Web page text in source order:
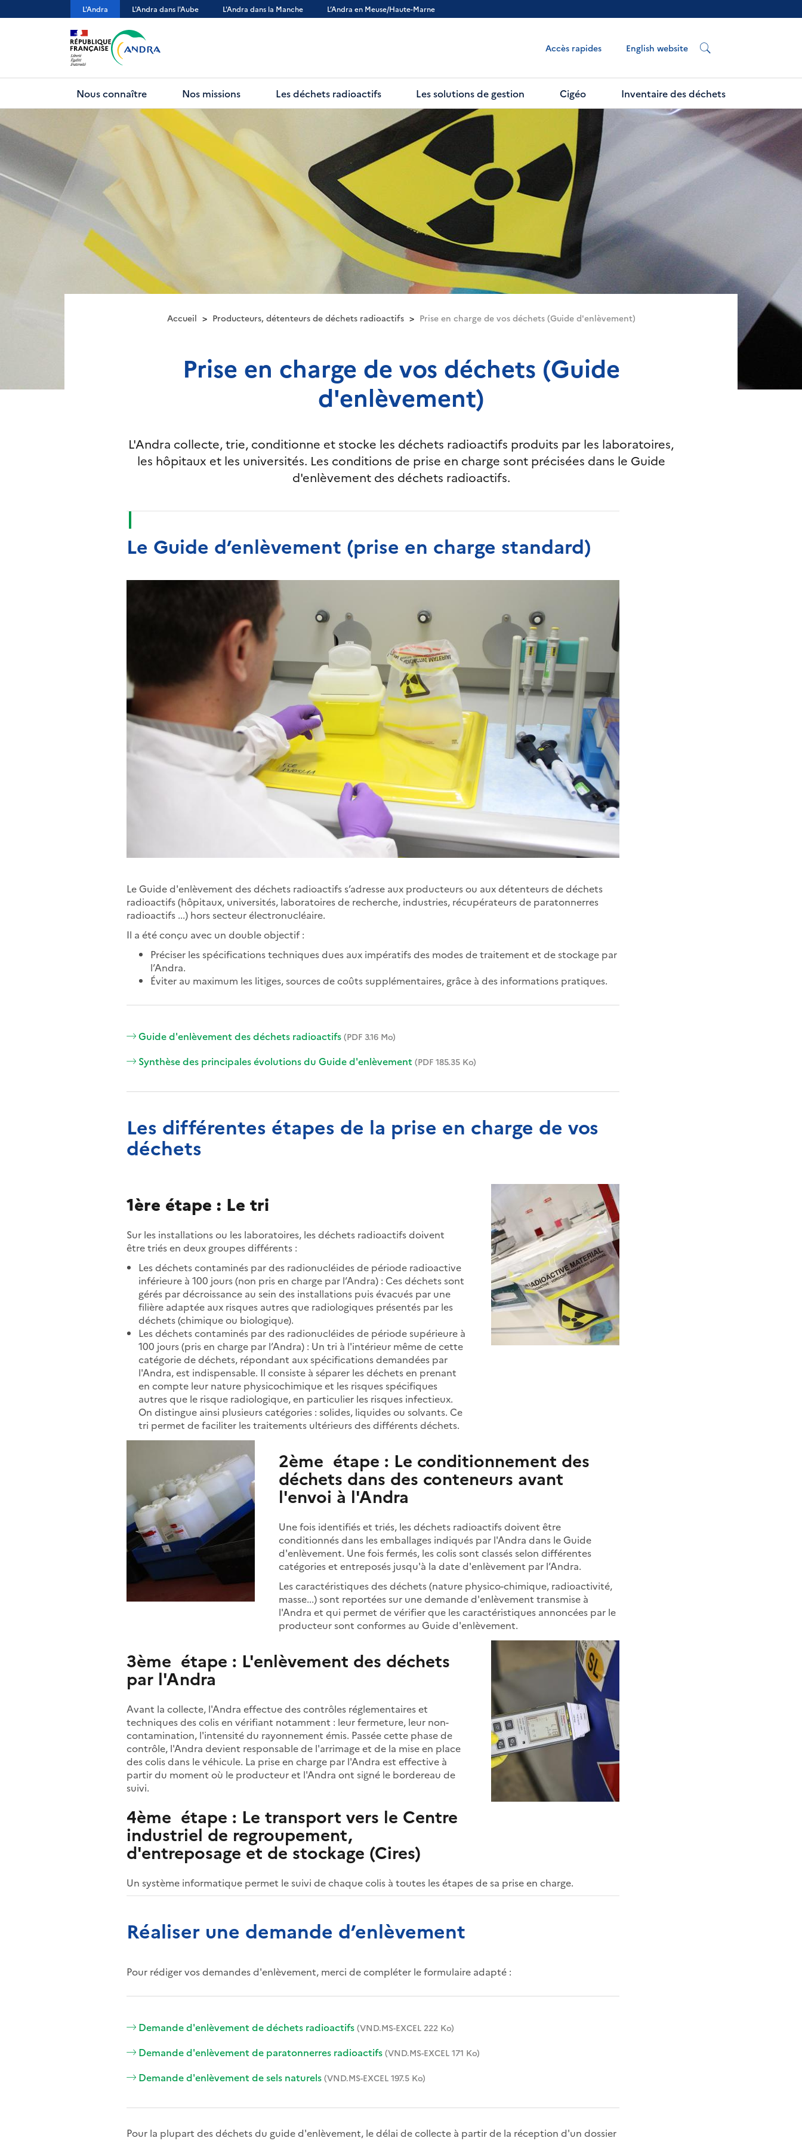
au
L'Andra L'Andra dans l'Aube L'Andra dans la Manche L’Andra en Meuse/Haute-Marne
Accès rapides English website
Nous connaître Nos missions Les déchets radioactifs Les solutions de gestion Cigéo Inventaire des déchets
Prise en charge des paratonnerres et des détecteurs de fumée En lecture :
Prise en charge de vos déchets (Guide d'enlèvement)
Accueil Producteurs, détenteurs de déchets radioactifs Prise en charge de vos déchets (Guide d'enlèvement)
Prise en charge de vos déchets (Guide
d'enlèvement)
L'Andra collecte, trie, conditionne et stocke les déchets radioactifs produits par les laboratoires,
les hôpitaux et les universités. Les conditions de prise en charge sont précisées dans le Guide
d'enlèvement des déchets radioactifs.
Le Guide d’enlèvement (prise en charge standard)
Le Guide d'enlèvement des déchets radioactifss’adresse aux producteurs ou aux détenteurs de déchets
radioactifs (hôpitaux, universités, laboratoires de recherche, industries, récupérateurs de paratonnerres
radioactifs ...) hors secteur électronucléaire.
Il a été conçu avec un double objectif :
Préciser les spécifications techniques dues aux impératifs des modes de traitement et de stockage par
l’Andra.
Éviter au maximum les litiges, sources de coûts supplémentaires, grâce à des informations pratiques.
Guide d'enlèvement des déchets radioactifs (PDF 3.16 Mo)
Synthèse des principales évolutions du Guide d'enlèvement (PDF 185.35 Ko)
Les différentes étapes de la prise en charge de vos
déchets
1ère étape : Le tri
Sur les installations ou les laboratoires, les déchets radioactifs doivent
être triés en deux groupes différents :
Les déchets contaminés par des radionucléides de période radioactive
inférieure à 100 jours (non pris en charge par l’Andra) : Ces déchets sont
gérés par décroissance au sein des installations puis évacués par une
filière adaptée aux risques autres que radiologiques présentés par les
déchets (chimique ou biologique).
Les déchets contaminés par des radionucléides de période supérieure à
100 jours (pris en charge par l’Andra) : Un tri à l'intérieur même de cette
catégorie de déchets, répondant aux spécifications demandées par
l'Andra, est indispensable. Il consiste à séparer les déchets en prenant
en compte leur nature physicochimique et les risques spécifiques
autres que le risque radiologique, en particulier les risques infectieux.
On distingue ainsi plusieurs catégories : solides, liquides ou solvants. Ce
tri permet de faciliter les traitements ultérieurs des différents déchets.
2ème étape : Le conditionnement des
déchets dans des conteneurs avant
l'envoi à l'Andra
Une fois identifiés et triés, les déchets radioactifs doivent être
conditionnés dans les emballages indiqués par l'Andra dans le Guide
d'enlèvement. Une fois fermés, les colis sont classés selon différentes
catégories et entreposés jusqu'à la date d'enlèvement par l’Andra.
Les caractéristiques des déchets (nature physico-chimique, radioactivité,
masse...) sont reportées sur une demande d'enlèvement transmise à
l'Andra et qui permet de vérifier que les caractéristiques annoncées par le
producteur sont conformes au Guide d'enlèvement.
3ème étape : L'enlèvement des déchets
par l'Andra
Avant la collecte, l'Andra effectue des contrôles réglementaires et
techniques des colis en vérifiant notamment : leur fermeture, leur non-
contamination, l'intensité du rayonnement émis. Passée cette phase de
contrôle, l'Andra devient responsable de l'arrimage et de la mise en place
des colis dans le véhicule. La prise en charge par l'Andra est effective à
partir du moment où le producteur et l'Andra ont signé le bordereau de
suivi.
4ème étape : Le transport vers le Centre
industriel de regroupement,
d'entreposage et de stockage (Cires)
Un système informatique permet le suivi de chaque colis à toutes les étapes de sa prise en charge.
Réaliser une demande d’enlèvement
Pour rédiger vos demandes d'enlèvement, merci de compléter le formulaire adapté :
Demande d'enlèvement de déchets radioactifs (VND.MS-EXCEL 222 Ko)
Demande d'enlèvement de paratonnerres radioactifs (VND.MS-EXCEL 171 Ko)
Demande d'enlèvement de sels naturels (VND.MS-EXCEL 197.5 Ko)
Pour la plupart des déchets du guide d'enlèvement, le délai de collecte à partir de la réception d'un dossier